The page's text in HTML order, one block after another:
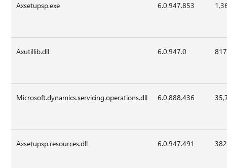
Axsetupsp.exe 6.0.947.853
Axutillib.dll 6.0.947.0
Microsoft.dynamics.servicing.operations.dll 6.0.888.436
Axsetupsp.resources.dll 6.0.947.491